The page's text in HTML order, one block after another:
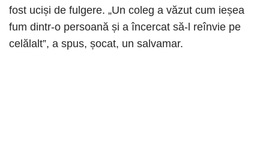
fost uciși de fulgere. „Un coleg a văzut cum ieșea
fum dintr-o persoană și a încercat să-l reînvie pe
celălalt”, a spus, șocat, un salvamar.